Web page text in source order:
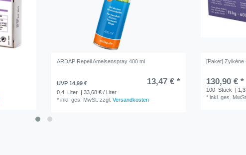
ARDAP Repell Ameisenspray 400 ml
UVP 14,99 € 13,47 € *
0.4 Liter
| 33,68 € / Liter
*inkl. ges. MwSt. zzgl.Versandkosten
[Paket] Zylkène
130,90 € *
100 Stück
|
*inkl. ges.